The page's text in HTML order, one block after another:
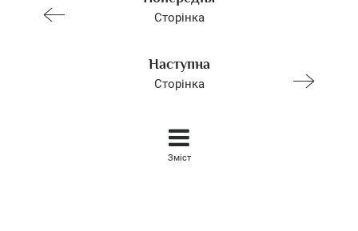
Сторінка
Наступна
Сторінка
Зміст